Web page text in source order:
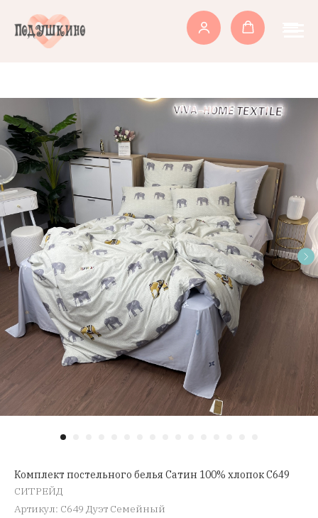
Комплект постельного белья Сатин 100% хлопок C649
СИТРЕЙД
Артикул: C649 Дуэт Семейный